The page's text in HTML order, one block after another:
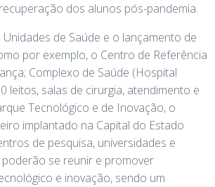
dos alunos pós-pandemia.
de Saúde e o lançamento de
por exemplo, o Centro de Referência
Complexo de Saúde (Hospital
leitos, salas de cirurgia, atendimento e
Tecnológico e de Inovação, o
implantado na Capital do Estado
de pesquisa, universidades e
se reunir e promover
e inovação, sendo um